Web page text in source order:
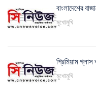
বাংলাদেশের
মুখোমুখি
প্রিমিয়াম
মুখোমুখি